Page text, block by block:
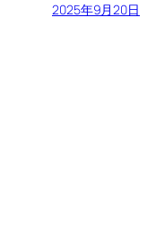
2025年9月20日